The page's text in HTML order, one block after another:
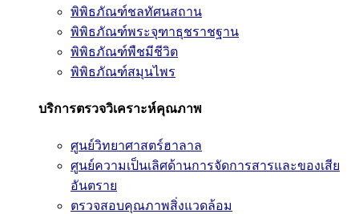
พิพิธภัณฑ์ชลทัศนสถาน
พิพิธภัณฑ์พระจุฑาธุชราชฐาน
พิพิธภัณฑ์พืชมีชีวิต
พิพิธภัณฑ์สมุนไพร
บริการตรวจวิเคราะห์คุณภาพ
ศูนย์วิทยาศาสตร์ฮาลาล
ศูนย์ความเป็นเลิศด้านการจัดการสารและของเสีย
อันตราย
ตรวจสอบคุณภาพสิ่งแวดล้อม